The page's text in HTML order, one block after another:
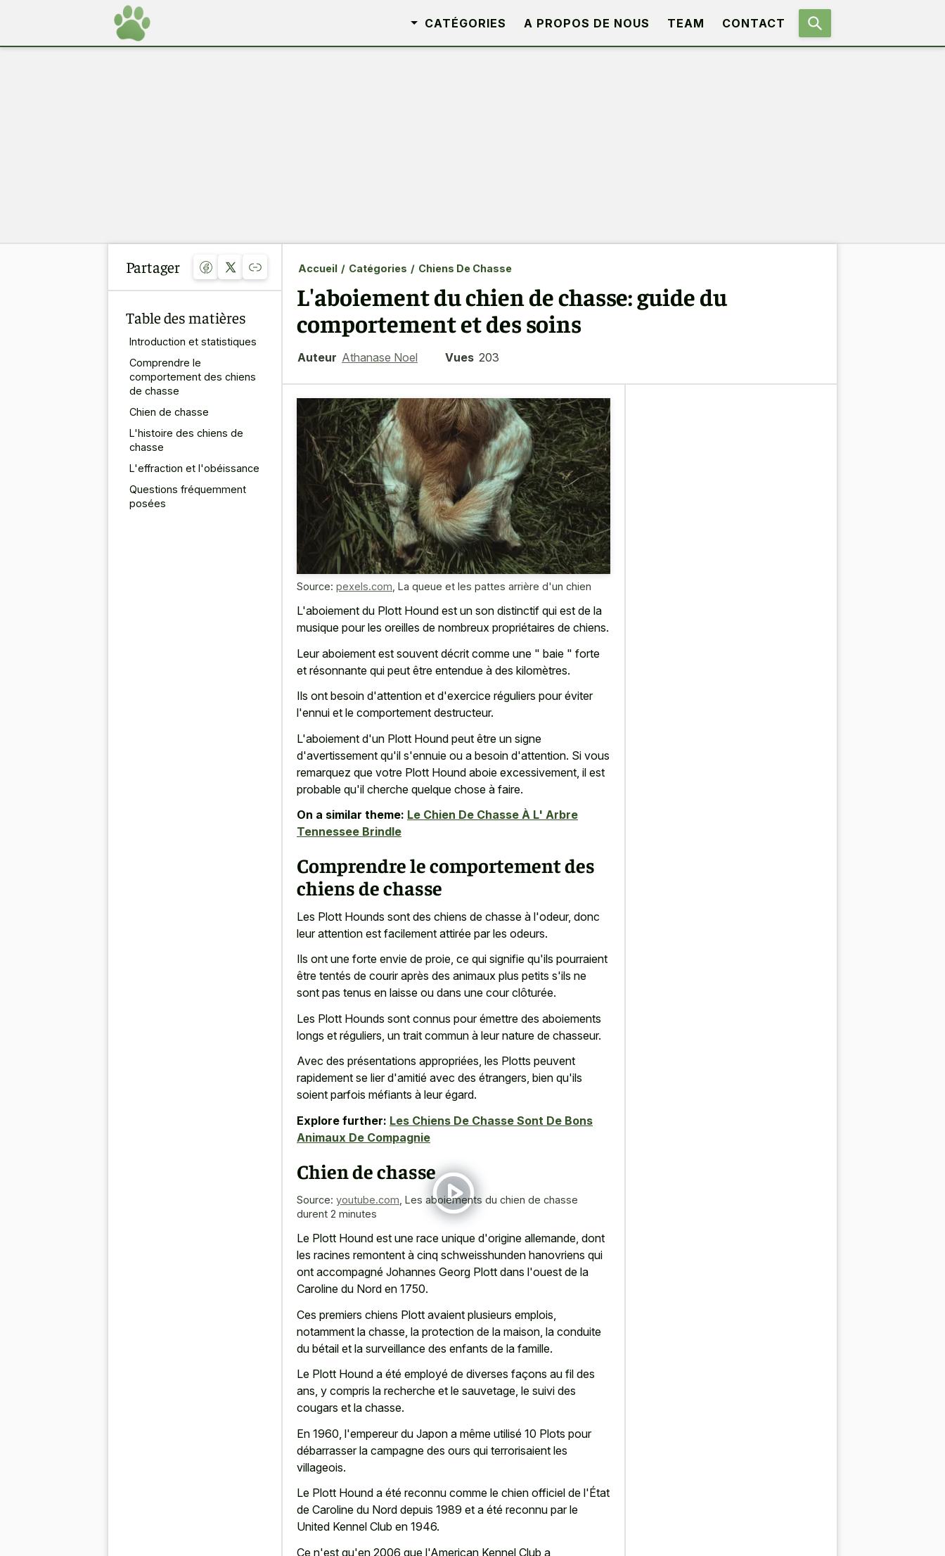
CATÉGORIES A PROPOS DE NOUS TEAM CONTACT
Partager
Table des matières
Introduction et statistiques
Comprendre le
comportement des chiens
de chasse
Chien de chasse
L'histoire des chiens de
chasse
L'effraction et l'obéissance
Questions fréquemment
posées
Accueil / Catégories / Chiens De Chasse
L'aboiement du chien de chasse: guide du
comportement et des soins
Auteur Athanase Noel Vues 203
Source: pexels.com La queue et les pattes arrière d'un chien
L'aboiement du Plott Hound est un son distinctif qui est de la
musique pour les oreilles de nombreux propriétaires de chiens.
Leur aboiement est souvent décrit comme une " baie " forte
et résonnante qui peut être entendue à des kilomètres.
Ils ont besoin d'attention et d'exercice réguliers pour éviter
l'ennui et le comportement destructeur.
L'aboiement d'un Plott Hound peut être un signe
d'avertissement qu'il s'ennuie ou a besoin d'attention. Si vous
remarquez que votre Plott Hound aboie excessivement, il est
probable qu'il cherche quelque chose à faire.
On a similar theme: Le Chien De Chasse À L' Arbre
Tennessee Brindle
Comprendre le comportement des
chiens de chasse
Les Plott Hounds sont des chiens de chasse à l'odeur, donc
leur attention est facilement attirée par les odeurs.
Ils ont une forte envie de proie, ce qui signifie qu'ils pourraient
être tentés de courir après des animaux plus petits s'ils ne
sont pas tenus en laisse ou dans une cour clôturée.
Les Plott Hounds sont connus pour émettre des aboiements
longs et réguliers, un trait commun à leur nature de chasseur.
Avec des présentations appropriées, les Plotts peuvent
rapidement se lier d'amitié avec des étrangers, bien qu'ils
soient parfois méfiants à leur égard.
Explore further: Les Chiens De Chasse Sont De Bons
Animaux De Compagnie
Chien de chasse
Source: youtube.com Les aboiements du chien de chasse
durent 2 minutes
Le Plott Hound est une race unique d'origine allemande, dont
les racines remontent à cinq schweisshunden hanovriens qui
ont accompagné Johannes Georg Plott dans l'ouest de la
Caroline du Nord en 1750.
Ces premiers chiens Plott avaient plusieurs emplois,
notamment la chasse, la protection de la maison, la conduite
du bétail et la surveillance des enfants de la famille.
Le Plott Hound a été employé de diverses façons au fil des
ans, y compris la recherche et le sauvetage, le suivi des
cougars et la chasse.
En 1960, l'empereur du Japon a même utilisé 10 Plots pour
débarrasser la campagne des ours qui terrorisaient les
villageois.
Le Plott Hound a été reconnu comme le chien officiel de l'État
de Caroline du Nord depuis 1989 et a été reconnu par le
United Kennel Club en 1946.
Ce n'est qu'en 2006 que l'American Kennel Club a